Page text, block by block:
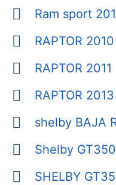
Ram sport
RAPTOR 2010
RAPTOR 2011
RAPTOR 2013
shelby BAJA
Shelby
SHELBY